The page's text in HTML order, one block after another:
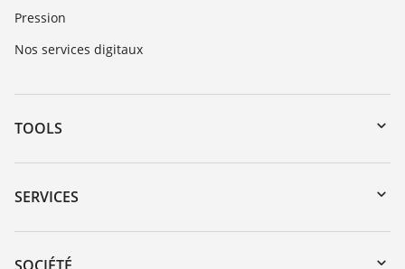
Pression
Nos services digitaux
TOOLS
Téléchargements
Recherche par numéro de série
DTM Collection/PACTware
SERVICES
Retour d'appareil
Formations